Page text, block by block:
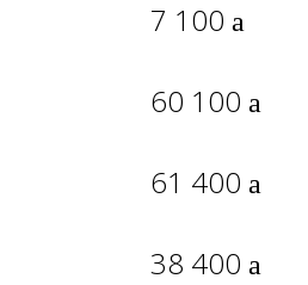
7 100
60 100
61 400
38 400